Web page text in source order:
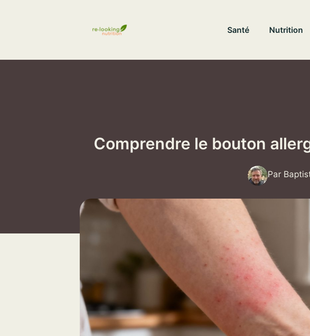
Santé Nutrition
Comprendre le bouton
Par